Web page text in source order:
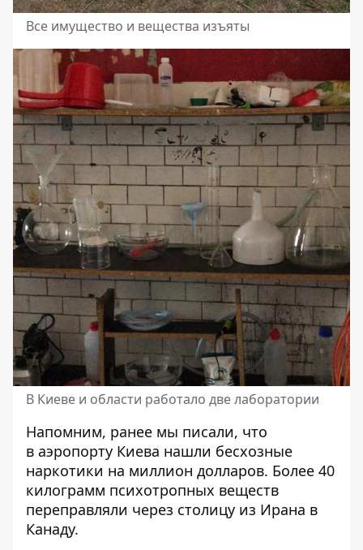
Все имущество и вещества изъяты
В Киеве и области работало две лаборатории
Напомним, ранее мы писали, что
в аэропорту Киева нашли бесхозные
наркотики на миллион долларов. Более 40
килограмм психотропных веществ
переправляли через столицу из Ирана в
Канаду.